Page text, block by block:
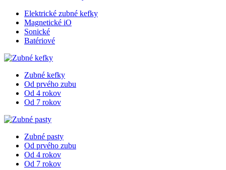
Elektrické zubné kefky
Magnetické iO
Sonické
Batériové
Zubné kefky
Od prvého zubu
Od 4 rokov
Od 7 rokov
Zubné pasty
Od prvého zubu
Od 4 rokov
Od 7 rokov